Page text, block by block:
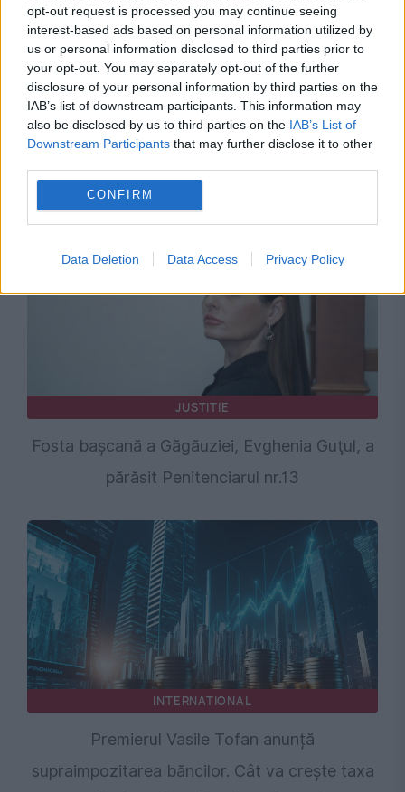
opt-out request is processed you may continue seeing
interest-based ads based on personal information utilized by
us or personal information disclosed to third parties prior to
your opt-out. You may separately opt-out of the further
disclosure of your personal information by third parties on the
IAB’s list of downstream participants. This information may
also be disclosed by us to third parties on the IAB’s List of
Downstream Participants that may further disclose it to other
CONFIRM
Data Deletion Data Access Privacy Policy
POLITICA
Legea biodiversității a trecut de Comisia
Juridică și de Mediu. Tensiuni între AUR și
USR din cauza termenilor din proiect
JUSTITIE
Fosta başcană a Găgăuziei, Evghenia Guţul, a
părăsit Penitenciarul nr.13
INTERNATIONAL
Premierul Vasile Tofan anunță
supraimpozitarea băncilor. Cât va crește taxa